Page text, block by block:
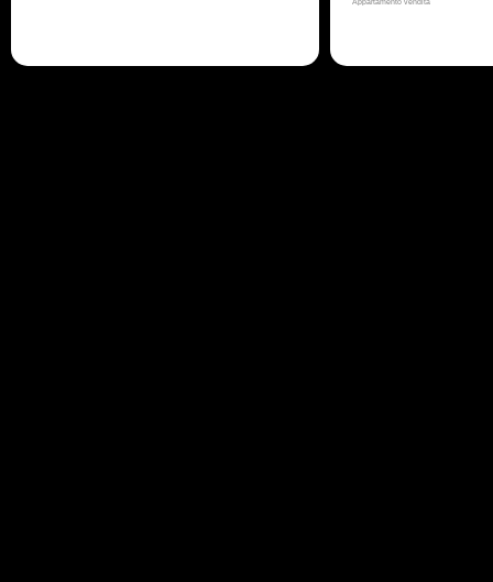
Appartamento vendita